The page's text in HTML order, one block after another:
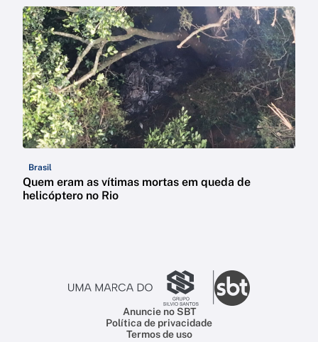
Brasil
Quem eram as vítimas mortas em queda de
helicóptero no Rio
Anuncie no SBT
Política de privacidade
Termos de uso